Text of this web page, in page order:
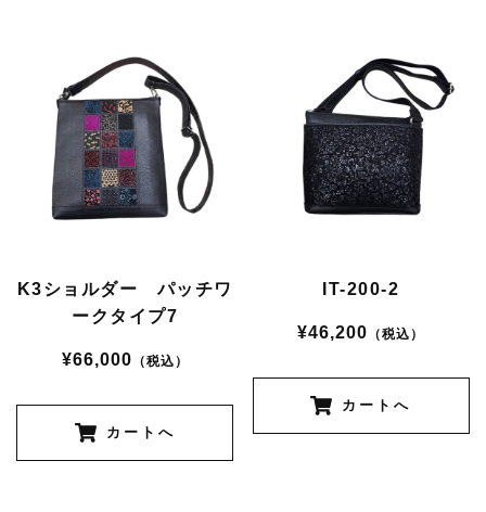
K3ショルダー パッチワ
ークタイプ7
¥66,000 （税込）
カートへ
IT-200-2
¥46,200 （税込）
カートへ